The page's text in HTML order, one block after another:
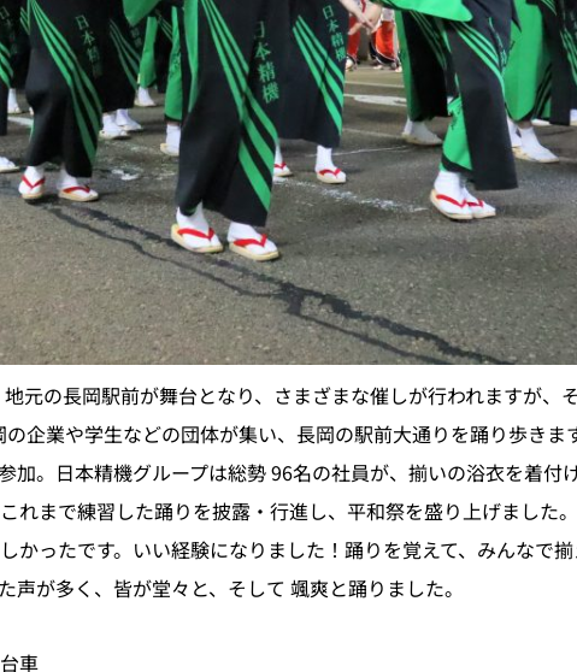
の長岡駅前が舞台となり、さまざまな催しが行われますが、
企業や学生などの団体が集い、長岡の駅前大通りを踊り歩きます
。日本精機グループは総勢 96名の社員が、揃いの浴衣を着付
れまで練習した踊りを披露・行進し、平和祭を盛り上げました。
ったです。いい経験になりました！踊りを覚えて、みんなで
が多く、皆が堂々と、そして 颯爽と踊りました。
車